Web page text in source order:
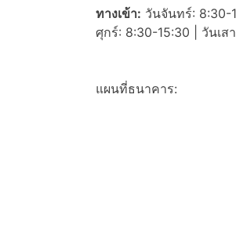
ทางเข้า: วันจันทร์: 8:30-
ศุกร์: 8:30-15:30 | วันเ
แผนที่ธนาคาร: